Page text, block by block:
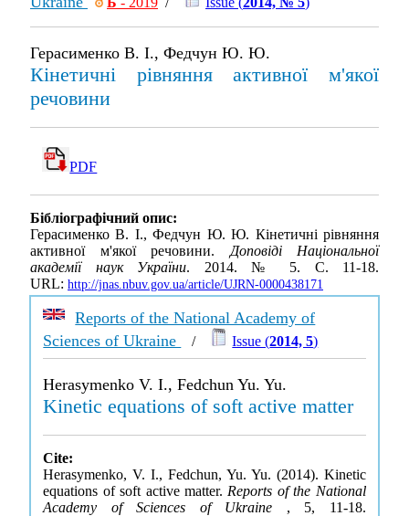
Герасименко В. І., Федчун Ю. Ю.
Кiнетичнi рiвняння активної м'якої
речовини
PDF
Бібліографічний опис:
Герасименко В. І., Федчун Ю. Ю. Кiнетичнi рiвняння
активної м'якої речовини.Доповіді Національної
академії наук України. 2014. № 5. С. 11-18.
URL: http://jnas.nbuv.gov.ua/article/UJRN-0000438171
Reports of the National Academy of
Sciences of Ukraine
/ Issue (2014, 5)
Herasymenko V. I., Fedchun Yu. Yu.
Kinetic equations of soft active matter
Cite:
Herasymenko, V. I., Fedchun, Yu. Yu. (2014). Kinetic
equations of soft active matter. Reports of the National
Academy of Sciences of Ukraine , 5, 11-18.